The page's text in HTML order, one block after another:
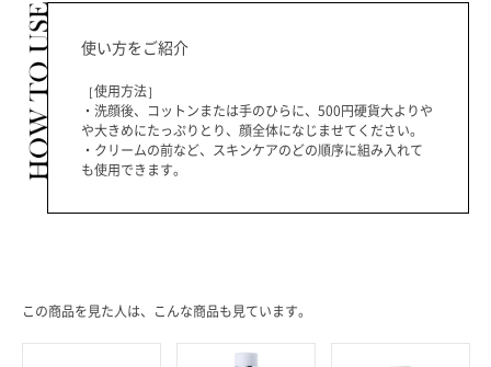
(*1)「イプサ」において
(*2)乾燥・ニキビ・肌あれ・テカリ(潤いを与えることによる)・毛穴の目立
ち(肌に潤いを与えてなめらかにすることによる)・乾燥くすみ
(*3)メラニンの生成を抑え、シミ・そばかすを防ぐこと
(*4)m-トラネキサム酸(トラネキサム酸)
(*5)グリチルリチン酸ジカリウム
(*6)アセチル化ヒアルロン酸ナトリウム、ポリオキシエチレン(14)ポリオキ
シプロピレン(7)ジメチルエーテル、ポリオキシエチレン(17)ポリオキシプ
(*7)メリッサエキスGL(メリッサエキス、濃グリセリン)、チンピエキス
GL(チンピエキス、濃グリセリン)、マヨラナエキスGL(マヨラナエキス，濃
使い方をご紹介
［使用方法］
・洗顔後、コットンまたは手のひらに、500円硬貨大よりや
や大きめにたっぷりとり、顔全体になじませてください。
・クリームの前など、スキンケアのどの順序に組み入れて
も使用できます。
この商品を見た人は、こんな商品も見ています。